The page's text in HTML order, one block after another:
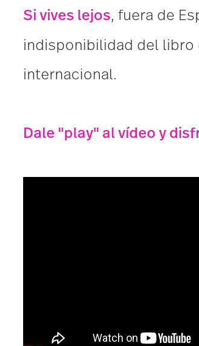
Si vives lejos, fuera de
indisponibilidad del libro
internacional.
Dale "play" al vídeo y